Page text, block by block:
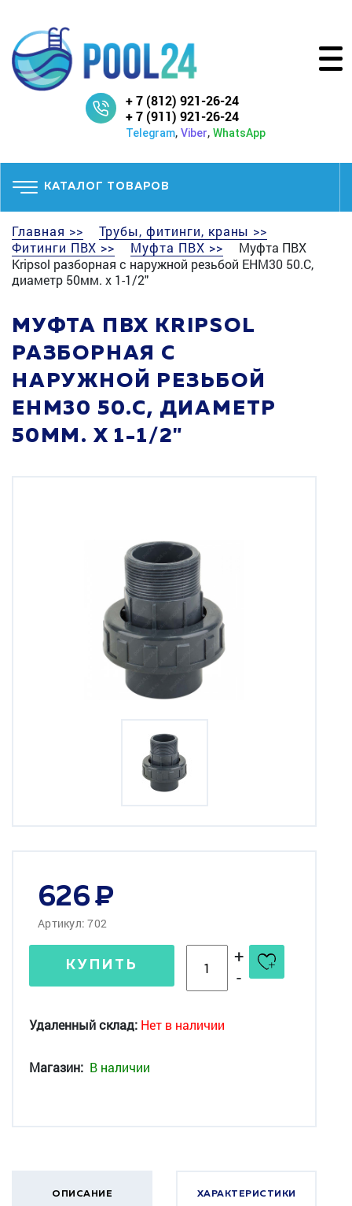
+ 7 (812) 921-26-24
+ 7 (911) 921-26-24
Telegram, Viber, WhatsApp
КАТАЛОГ ТОВАРОВ
Главная >>
Трубы, фитинги, краны >>
Фитинги ПВХ >>
Муфта ПВХ >>
Муфта ПВХ
Kripsol разборная с наружной резьбой EHM30 50.C,
диаметр 50мм. х 1-1/2"
МУФТА ПВХ KRIPSOL
РАЗБОРНАЯ С
НАРУЖНОЙ РЕЗЬБОЙ
EHM30 50.C, ДИАМЕТР
50ММ. Х 1-1/2"
626
Артикул: 702
КУПИТЬ
+
-
Удаленный склад: Нет в наличии
Магазин: В наличии
ОПИСАНИЕ ХАРАКТЕРИСТИКИ